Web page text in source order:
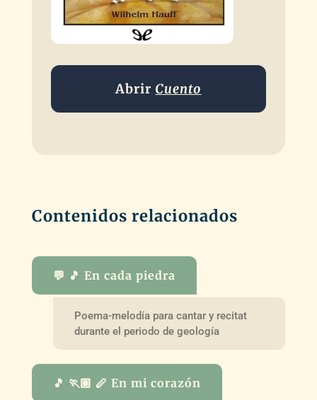
Abrir Cuento
Contenidos relacionados
💬 🎵 En cada piedra
Poema-melodía para cantar y recitat
durante el periodo de geología
🎵 🏃🏽 🪈 En mi corazón